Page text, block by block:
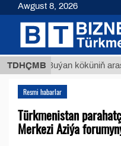
TDHÇMB
Buýan köküniň
Resmi habarlar
Türkmenistan
Merkezi Aziýa
Awgust 8, 2026